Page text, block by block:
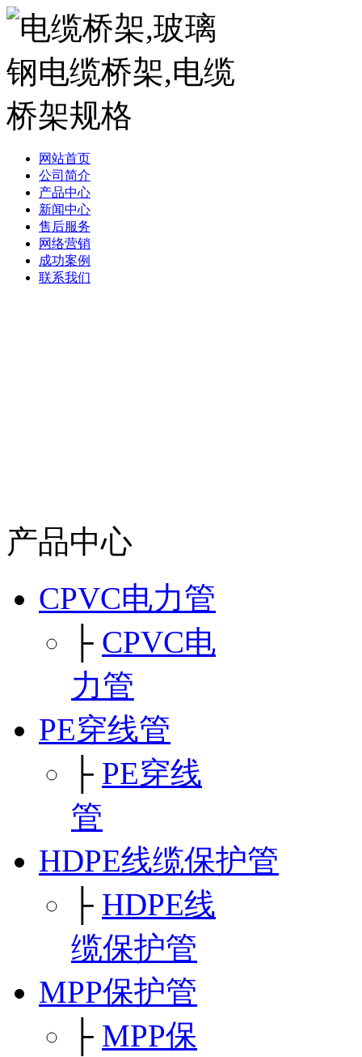
网站首页
公司简介
产品中心
新闻中心
售后服务
网络营销
成功案例
联系我们
产品中心
CPVC电力管
├ CPVC电
力管
PE穿线管
├ PE穿线
管
HDPE线缆保护管
├ HDPE线
缆保护管
MPP保护管
├ MPP保